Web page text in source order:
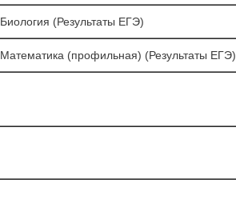
Биология (Результаты ЕГЭ)
Математика (профильная) (Результаты ЕГЭ)